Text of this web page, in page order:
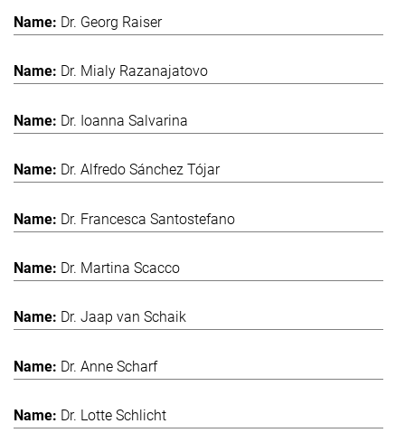
Dr. Georg Raiser
Dr. Mialy Razanajatovo
Dr. Ioanna Salvarina
Dr. Alfredo Sánchez Tójar
Dr. Francesca Santostefano
Dr. Martina Scacco
Dr. Jaap van Schaik
Dr. Anne Scharf
Dr. Lotte Schlicht